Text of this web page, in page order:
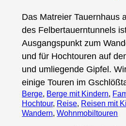
Das Matreier Tauernhaus
des Felbertauerntunnels
Ausgangspunkt zum
und für Hochtouren auf
und umliegende Gipfel.
einige Touren im
Berge, Berge mit Kindern,
Hochtour, Reise, Reisen mit
Wandern, Wohnmobiltouren